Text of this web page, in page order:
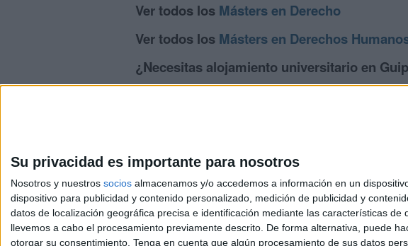
Su privacidad es importante para nosotros
Nosotros y nuestros socios almacenamos y/o accedemos a información en un
dispositivo para publicidad y contenido personalizado, medición de publicidad y
datos de localización geográfica precisa e identificación mediante las características
llevemos a cabo el procesamiento previamente descrito. De forma alternativa, puede
otorgar su consentimiento. Tenga en cuenta que algún procesamiento de sus datos
Ver todos los Másters en Derecho
Ver todos los Másters en Derechos
¿Necesitas alojamiento universitario en
>> Residencias de estudiantes y colegios mayores en
Aviso legal|Politica de
© 2003-2026Compás Mediterráneo